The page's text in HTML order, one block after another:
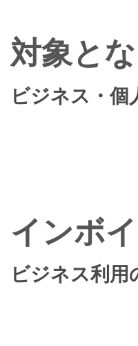
対象と
ビジネス・個
インボ
ビジネス利用